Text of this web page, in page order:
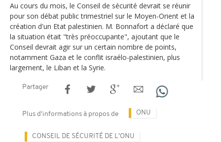
Au cours du mois, le Conseil de sécurité devrait se réunir
pour son débat public trimestriel sur le Moyen-Orient et la
création d'un Etat palestinien. M. Bonnafort a déclaré que
la situation était "très préoccupante", ajoutant que le
Conseil devrait agir sur un certain nombre de points,
notamment Gaza et le conflit israélo-palestinien, plus
largement, le Liban et la Syrie.
Partager
Plus d'informations à propos de ONU
CONSEIL DE SÉCURITÉ DE L'ONU